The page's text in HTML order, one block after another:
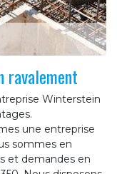
ravalement
Winterstein
une entreprise
sommes en
et demandes en